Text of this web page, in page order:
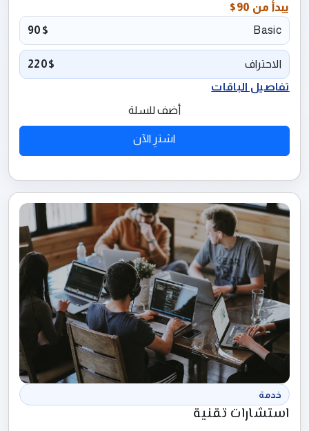
يبدأ من 90$
Basic
90$
الاحتراف
220$
تفاصيل الباقات
أضف للسلة
اشترِ الآن
خدمة
استشارات تقنية